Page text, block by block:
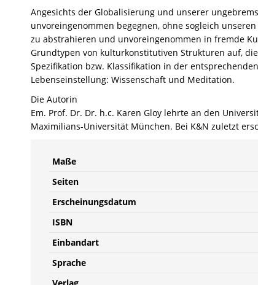
Angesichts der Globalisierung und unserer
unvoreingenommen begegnen, ohne sogleich
zu abstrahieren und unvoreingenommen in fremde
Grundtypen von kulturkonstitutiven Strukturen auf,
Spezifikation bzw. Klassifikation in der
Lebenseinstellung: Wissenschaft und Meditation.
Die Autorin
Em. Prof. Dr. Dr. h.c. Karen Gloy lehrte an den
Maximilians-Universität München. Bei K&N zuletzt
Maße
Seiten
Erscheinungsdatum
ISBN
Einbandart
Sprache